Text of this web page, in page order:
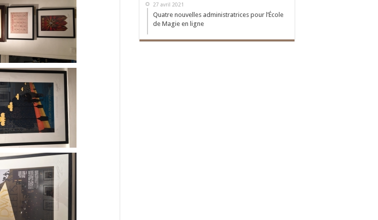
27 avril 2021
Quatre nouvelles administratrices pour l’École
de Magie en ligne